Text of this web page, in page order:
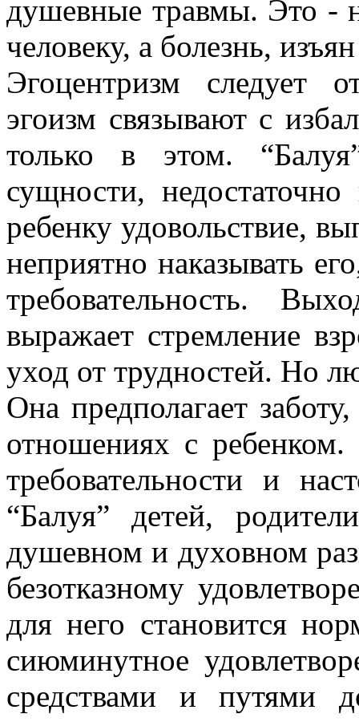
душевные травмы. Это -
человеку, а болезнь,
Эгоцентризм следует
эгоизм связывают с
только в этом.
сущности,
ребенку удовольствие,
неприятно наказывать
требовательность.
выражает стремление
уход от трудностей. Но
Она предполагает
отношениях с ребенком.
требовательности и
“Балуя” детей,
душевном и духовном
безотказному
для него становится
сиюминутное
средствами и путями